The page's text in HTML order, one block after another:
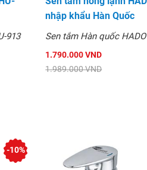
913
nhập khẩu Hàn Quốc
Sen tắm Hàn quốc
1.790.000 VND
1.989.000 VND
-10%